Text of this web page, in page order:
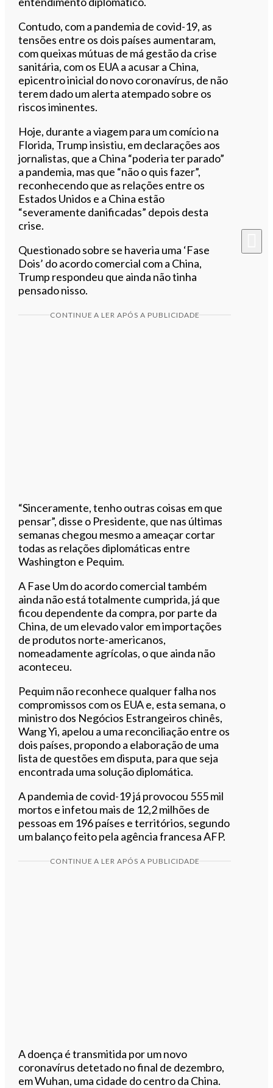
Contudo, com a pandemia de covid-19, as
tensões entre os dois países aumentaram,
com queixas mútuas de má gestão da crise
sanitária, com os EUA a acusar a China,
epicentro inicial do novo coronavírus, de não
terem dado um alerta atempado sobre os
riscos iminentes.
Hoje, durante a viagem para um comício na
Florida, Trump insistiu, em declarações aos
jornalistas, que a China “poderia ter parado”
a pandemia, mas que “não o quis fazer”,
reconhecendo que as relações entre os
Estados Unidos e a China estão
“severamente danificadas” depois desta
crise.
Questionado sobre se haveria uma ‘Fase
Dois’ do acordo comercial com a China,
Trump respondeu que ainda não tinha
pensado nisso.
CONTINUE A LER APÓS A PUBLICIDADE
“Sinceramente, tenho outras coisas em que
pensar”, disse o Presidente, que nas últimas
semanas chegou mesmo a ameaçar cortar
todas as relações diplomáticas entre
Washington e Pequim.
A Fase Um do acordo comercial também
ainda não está totalmente cumprida, já que
ficou dependente da compra, por parte da
China, de um elevado valor em importações
de produtos norte-americanos,
nomeadamente agrícolas, o que ainda não
aconteceu.
Pequim não reconhece qualquer falha nos
compromissos com os EUA e, esta semana, o
ministro dos Negócios Estrangeiros chinês,
Wang Yi, apelou a uma reconciliação entre os
dois países, propondo a elaboração de uma
lista de questões em disputa, para que seja
encontrada uma solução diplomática.
A pandemia de covid-19 já provocou 555 mil
mortos e infetou mais de 12,2 milhões de
pessoas em 196 países e territórios, segundo
um balanço feito pela agência francesa AFP.
CONTINUE A LER APÓS A PUBLICIDADE
A doença é transmitida por um novo
coronavírus detetado no final de dezembro,
em Wuhan, uma cidade do centro da China.